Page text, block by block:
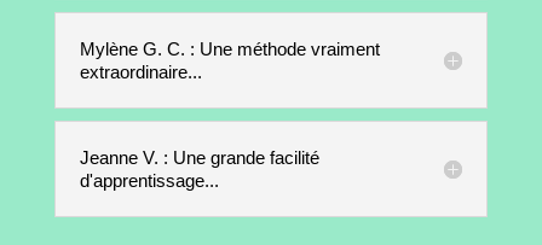
Mylène G. C. : Une méthode vraiment
extraordinaire...
Jeanne V. : Une grande facilité
d'apprentissage...